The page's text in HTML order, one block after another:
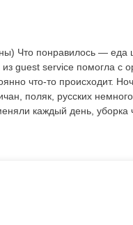
Что понравилось — еда
guest service помогла с
что-то происходит.
поляк, русских
каждый день, уборка